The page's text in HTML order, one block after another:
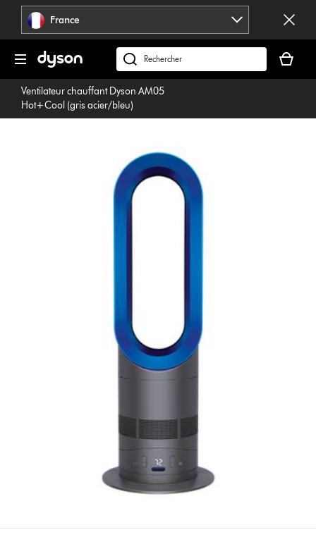
Sauter
pages
France
Rechercher
des
produits
panier
est
Ventilateur chauffant Dyson AM05
Hot+Cool (gris acier/bleu)